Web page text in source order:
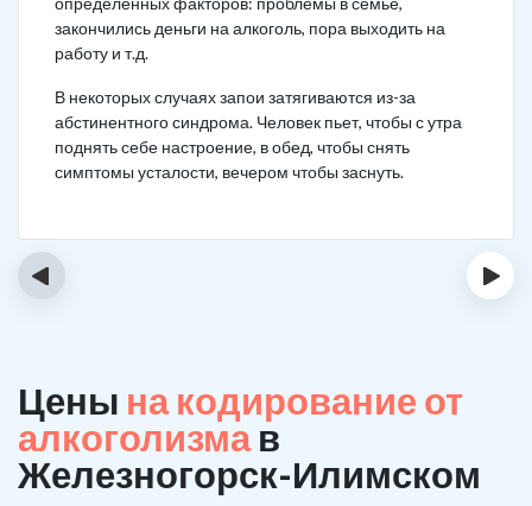
закончились деньги на алкоголь, пора выходить на
работу и т.д.
В некоторых случаях запои затягиваются из-за
абстинентного синдрома. Человек пьет, чтобы с утра
поднять себе настроение, в обед, чтобы снять
симптомы усталости, вечером чтобы заснуть.
‹ ›
Цены на кодирование от
алкоголизмав
Железногорск-Илимском